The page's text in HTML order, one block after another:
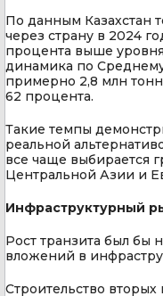
По данным Казахстан
через страну в 2024
процента выше
динамика по
примерно 2,8 млн тонн
62 процента.
Такие темпы
реальной
все чаще выбирается
Центральной Азии и
Инфраструктурный
Рост транзита был бы
вложений в
Строительство вторых